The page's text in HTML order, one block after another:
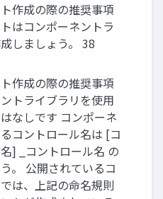
作成の際の推奨事項
はコンポーネントラ
しましょう。 38
作成の際の推奨事項
トライブラリを使用
なしです コンポーネ
コントロール名は [コ
] _コントロール名 の
。 公開されているコ
は、上記の命名規則